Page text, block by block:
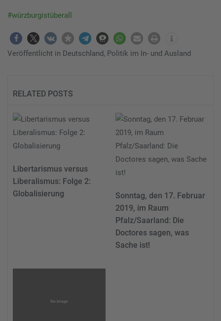
#würzburgistüberall
Veröffentlicht in Deutschland, Politik im In- und Ausland
RELATED POSTS
Libertarismus versus
Liberalismus: Folge 2:
Globalisierung
Sonntag, den 17. Februar
2019, im Raum
Pfalz/Saarland: Die
Doctores sagen, was
Sache ist!